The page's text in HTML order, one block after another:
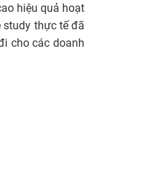
hiệu quả hoạt
study thực tế đã
cho các doanh